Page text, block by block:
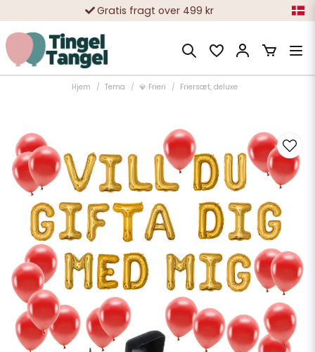
Gratis fragt over 499 kr
10 000-vis af tilfredse kunder
Hjem Tema 💎 Frieri Friersæt, deluxe